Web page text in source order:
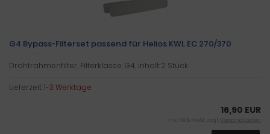
G4 Bypass-Filterset passend für Helios KWL EC 270/370
Drahtrahmenfilter, Filterklasse: G4, Inhalt: 2 Stück
Lieferzeit:1-3 Werktage
16,90 EUR
inkl. 19 % MwSt. zzgl. Versandkosten